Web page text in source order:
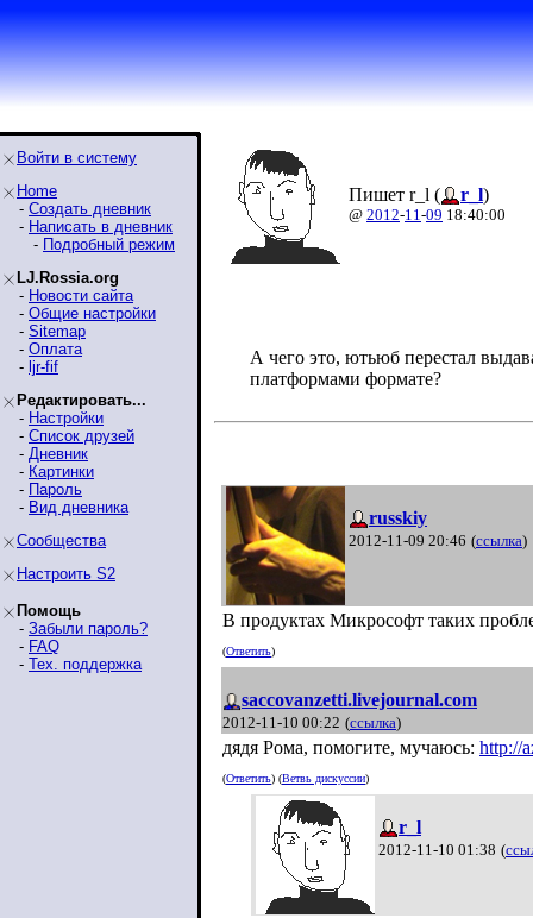
Войти в систему
Home
- Создать дневник
- Написать в дневник
- Подробный режим
LJ.Rossia.org
- Новости сайта
- Общие настройки
- Sitemap
- Оплата
- ljr-fif
Редактировать...
- Настройки
- Список друзей
- Дневник
- Картинки
- Пароль
- Вид дневника
Сообщества
Настроить S2
Помощь
- Забыли пароль?
- FAQ
- Тех. поддержка
Пишет r_l ( r_l)
@ 2012-11-09 18:40:00
А чего это, ютьюб перестал
платформами формате?
russkiy
2012-11-09 20:46 (ссылка)
В продуктах Микрософт таких
(Ответить)
saccovanzetti.livejournal.com
2012-11-10 00:22 (ссылка)
дядя Рома, помогите, мучаюсь: http://
(Ответить) (Ветвь дискуссии)
r_l
2012-11-10 01:38 (